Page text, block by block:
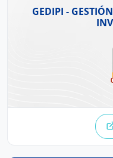
GEDIPI -
GEDIPI (Gestión
es una plataforma
procesos de
estudiantes registrar
docentes participar
jurados. Ofrece
estado de los
validaciones,